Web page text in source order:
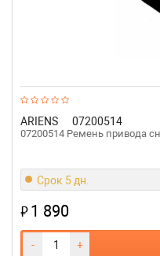
ARIENS 07200514
07200514 Ремень привода
Срок 5 дн.
₽1 890
- +